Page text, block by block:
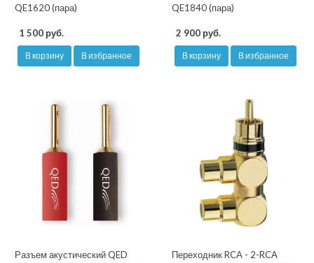
QE1620 (пара)
1 500 руб.
В корзину В избранное
QE1840 (пара)
2 900 руб.
В корзину В избранное
Разъем акустический QED
Переходник RCA - 2-RCA